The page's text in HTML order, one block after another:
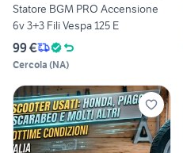
Statore BGM PRO Accensione
6v 3+3 Fili Vespa 125 E
99 €
Cercola (NA)